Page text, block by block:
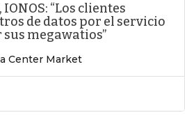
“Los clientes
de datos por el servicio
megawatios”
Center Market